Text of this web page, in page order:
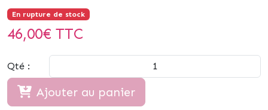
En rupture de stock
46,00€ TTC
Qté :
Ajouter au panier